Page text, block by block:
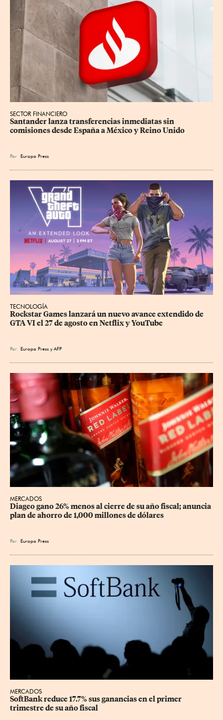
SECTOR FINANCIERO
Santander lanza transferencias inmediatas sin
comisiones desde España a México y Reino Unido
Por Europa Press
TECNOLOGÍA
Rockstar Games lanzará un nuevo avance extendido de
GTA VI el 27 de agosto en Netflix y YouTube
Por Europa Press yAFP
MERCADOS
Diageo gano 26% menos al cierre de su año fiscal; anuncia
plan de ahorro de 1,000 millones de dólares
Por Europa Press
MERCADOS
SoftBank reduce 17.7% sus ganancias en el primer
trimestre de su año fiscal